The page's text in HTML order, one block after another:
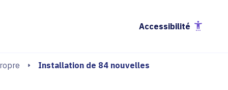
Accessibilité
Installation de 84 nouvelles